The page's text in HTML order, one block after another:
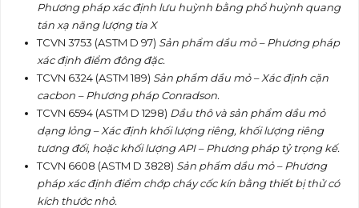
Phương pháp xác định lưu huỳnh bằng phổhuỳnh quang
tán xạ năng lượng tia X
TCVN 3753 (ASTM D 97) Sản phẩm dầu mỏ – Phương pháp
xác định điểm đông đặc.
TCVN 6324 (ASTM 189) Sản phẩm dầu mỏ – Xác định cặn
cacbon – Phương pháp Conradson.
TCVN 6594 (ASTM D 1298) Dầu thôvà sản phẩm dầu mỏ
dạng lỏng – Xác định khối lượng riêng, khối lượng riêng
tương đối, hoặc khối lượng API – Phương pháp tỷtrọng kế.
TCVN 6608 (ASTM D 3828) Sản phẩm dầu mỏ– Phương
pháp xác định điểm chớp cháy cốc kín bằng thiết bị thử có
kích thước nhỏ.